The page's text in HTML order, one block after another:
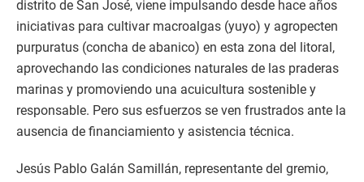
distrito de San José, viene impulsando desde hace años
iniciativas para cultivar macroalgas (yuyo) y agropecten
purpuratus (concha de abanico) en esta zona del litoral,
aprovechando las condiciones naturales de las praderas
marinas y promoviendo una acuicultura sostenible y
responsable. Pero sus esfuerzos se ven frustrados ante la
ausencia de financiamiento y asistencia técnica.
Jesús Pablo Galán Samillán, representante del gremio,